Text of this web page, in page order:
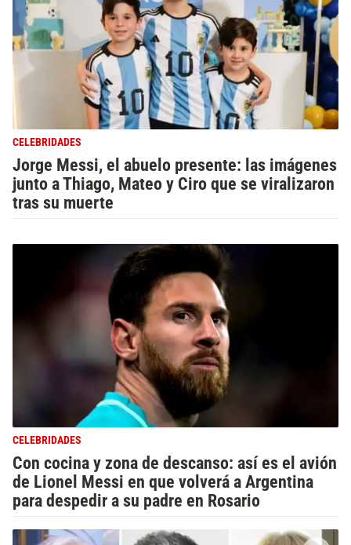
CELEBRIDADES
Jorge Messi, el abuelo presente: las imágenes
junto a Thiago, Mateo y Ciro que se viralizaron
tras su muerte
CELEBRIDADES
Con cocina y zona de descanso: así es el avión
de Lionel Messi en que volverá a Argentina
para despedir a su padre en Rosario